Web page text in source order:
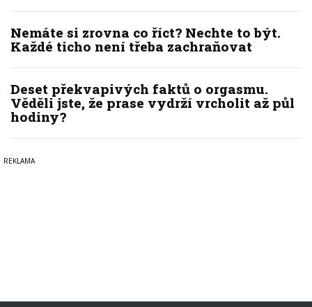
Nemáte si zrovna co říct? Nechte to být.
Každé ticho není třeba zachraňovat
Deset překvapivých faktů o orgasmu.
Věděli jste, že prase vydrží vrcholit až půl
hodiny?